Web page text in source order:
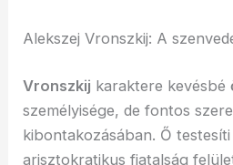
Alekszej Vronszkij: A
Vronszkij karaktere kevésbé
személyisége, de fontos
kibontakozásában. Ő
arisztokratikus fiatalság